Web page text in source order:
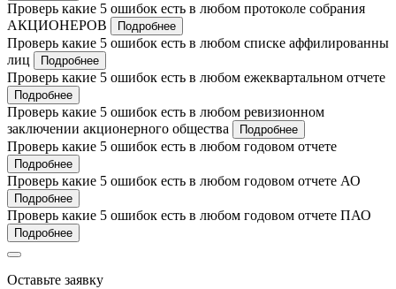
Проверь какие 5 ошибок есть в любом протоколе собрания
АКЦИОНЕРОВ
Подробнее
Проверь какие 5 ошибок есть в любом списке аффилированны
лиц
Подробнее
Проверь какие 5 ошибок есть в любом ежеквартальном отчете
Подробнее
Проверь какие 5 ошибок есть в любом ревизионном
заключении акционерного общества
Подробнее
Проверь какие 5 ошибок есть в любом годовом отчете
Подробнее
Проверь какие 5 ошибок есть в любом годовом отчете АО
Подробнее
Проверь какие 5 ошибок есть в любом годовом отчете ПАО
Подробнее
Оставьте заявку